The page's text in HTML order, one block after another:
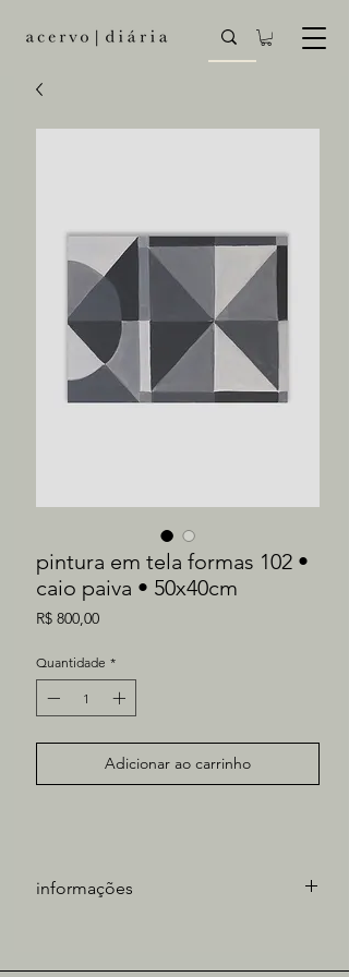
pintura em tela formas 102 •
caio paiva • 50x40cm
R$ 800,00Preço
Quantidade *
Adicionar ao carrinho
informações